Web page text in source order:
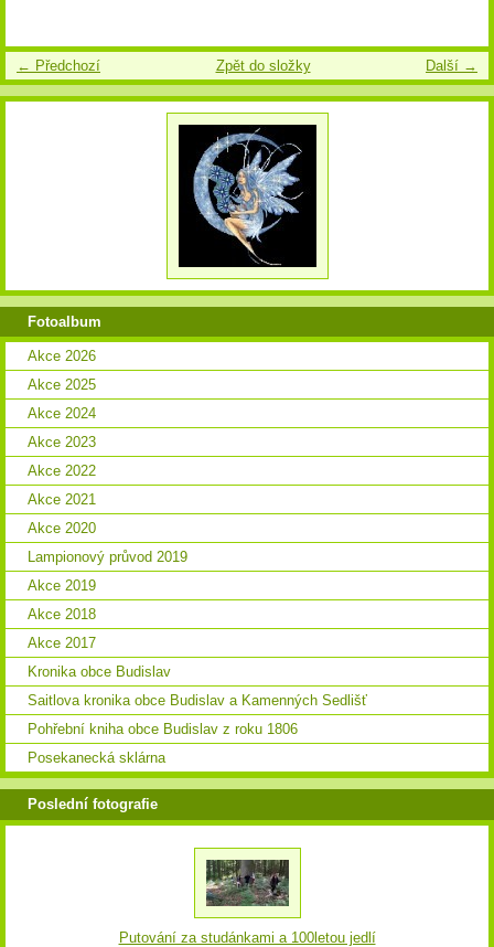
← Předchozí Další →
Zpět do složky
Fotoalbum
Akce 2026
Akce 2025
Akce 2024
Akce 2023
Akce 2022
Akce 2021
Akce 2020
Lampionový průvod 2019
Akce 2019
Akce 2018
Akce 2017
Kronika obce Budislav
Saitlova kronika obce Budislav a Kamenných Sedlišť
Pohřební kniha obce Budislav z roku 1806
Posekanecká sklárna
Poslední fotografie
Putování za studánkami a 100letou jedlí